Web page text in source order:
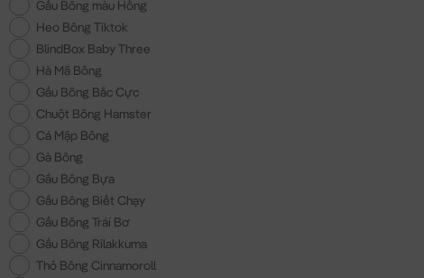
Gấu Bông màu Hồng
Heo Bông Tiktok
BlindBox Baby Three
Hà Mã Bông
Gấu Bông Bắc Cực
Chuột Bông Hamster
Cá Mập Bông
Gà Bông
Gấu Bông Bựa
Gấu Bông Biết Chạy
Gấu Bông Trái Bơ
Gấu Bông Rilakkuma
Thỏ Bông Cinnamoroll